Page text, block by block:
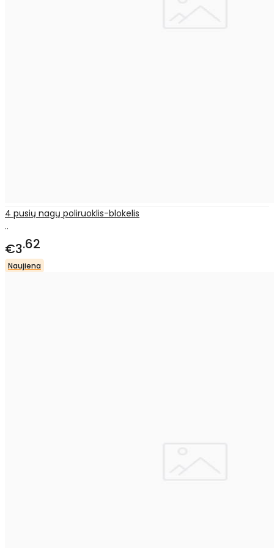
4 pusių nagų poliruoklis-blokelis
..
€3 62
Naujiena